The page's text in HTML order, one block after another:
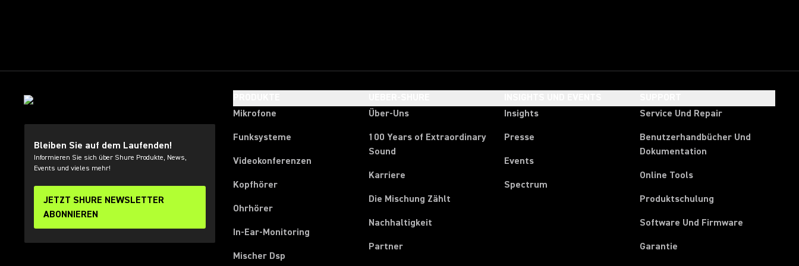
Bleiben Sie auf dem Laufenden!
Informieren Sie sich über Shure Produkte, News,
Events und vieles mehr!
JETZT SHURE NEWSLETTER
ABONNIEREN
Mikrofone
Funksysteme
Videokonferenzen
Kopfhörer
Ohrhörer
In-Ear-Monitoring
Mischer Dsp
Über-Uns
100 Years of Extraordinary
Sound
Karriere
Die Mischung Zählt
Nachhaltigkeit
Partner
Insights
Presse
Events
Spectrum
Service Und Repair
Benutzerhandbücher Und
Dokumentation
Online Tools
Produktschulung
Software Und Firmware
Garantie